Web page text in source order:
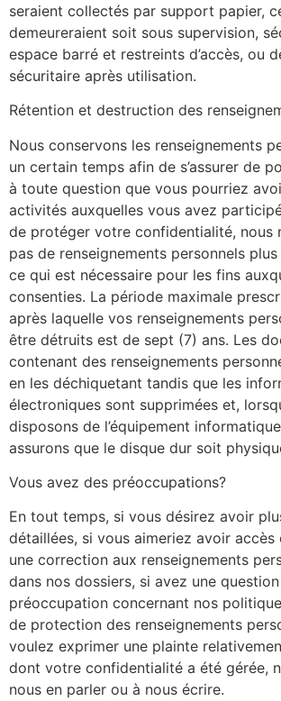
seraient collectés par support papier,
demeureraient soit sous supervision,
espace barré et restreints d’accès, ou
sécuritaire après utilisation.
Rétention et destruction des
Nous conservons les renseignements
un certain temps afin de s’assurer de
à toute question que vous pourriez
activités auxquelles vous avez
de protéger votre confidentialité, nous
pas de renseignements personnels
ce qui est nécessaire pour les fins
consenties. La période maximale
après laquelle vos renseignements
être détruits est de sept (7) ans. Les
contenant des renseignements
en les déchiquetant tandis que les
électroniques sont supprimées et,
disposons de l’équipement
assurons que le disque dur soit
Vous avez des préoccupations?
En tout temps, si vous désirez avoir
détaillées, si vous aimeriez avoir accès
une correction aux renseignements
dans nos dossiers, si avez une
préoccupation concernant nos
de protection des renseignements
voulez exprimer une plainte
dont votre confidentialité a été gérée,
nous en parler ou à nous écrire.